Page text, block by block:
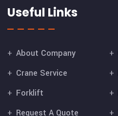
Useful Links
About Company
Crane Service
Forklift
Request A Quote